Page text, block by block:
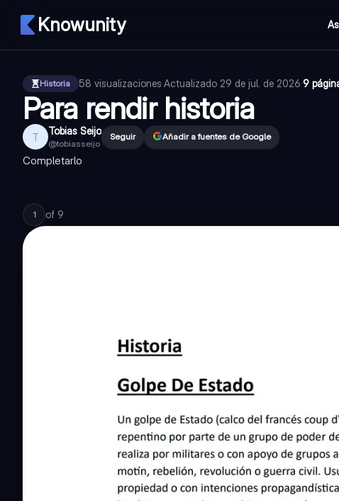
Knowunity
Historia 58 visualizaciones·Actualizado 29 de jul. de 2026·9
Para rendir historia
T Tobias Seijo
@tobiasseijo
Seguir Añadir a fuentes de Google
Completarlo
1 of 9